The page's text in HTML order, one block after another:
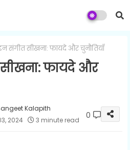
संगीत सीखना: फायदे और चुनौतियाँ
फायदे और
Kalapith
2024
3 minute read 0